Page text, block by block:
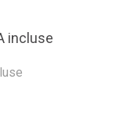
incluse